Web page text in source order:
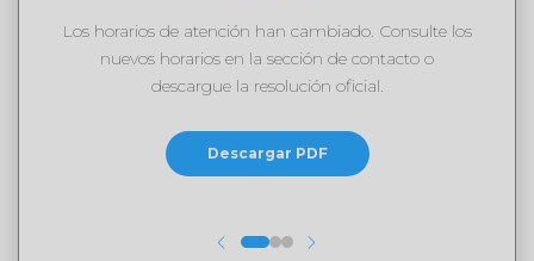
Los horarios de atención han cambiado. Consulte los
nuevos horarios en la sección de contacto o
descargue la resolución oficial.
Descargar PDF